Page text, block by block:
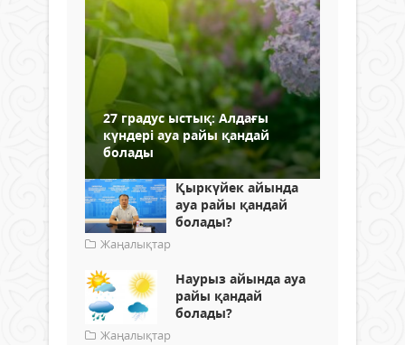
27 градус ыстық: Алдағы
күндері ауа райы қандай
болады
Қыркүйек айында
ауа райы қандай
болады?
Жаңалықтар
Наурыз айында ауа
райы қандай
болады?
Жаңалықтар